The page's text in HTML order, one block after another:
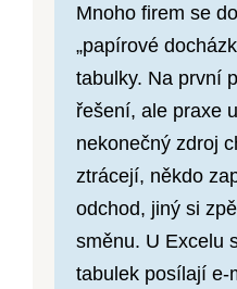
Mnoho firem se
„papírové
tabulky. Na první
řešení, ale praxe
nekonečný zdroj
ztrácejí, někdo
odchod, jiný si
směnu. U Excelu
tabulek posílají e-